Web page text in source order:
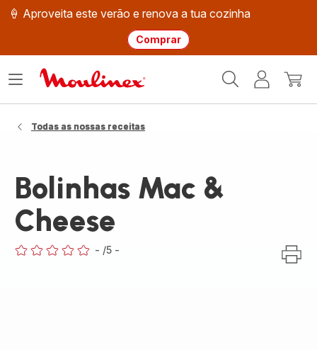
🍦 Aproveita este verão e renova a tua cozinha
Comprar
Moulinex
O
Abrir
Todas as nossas receitas
Bolinhas Mac &
Cheese
- /5 -